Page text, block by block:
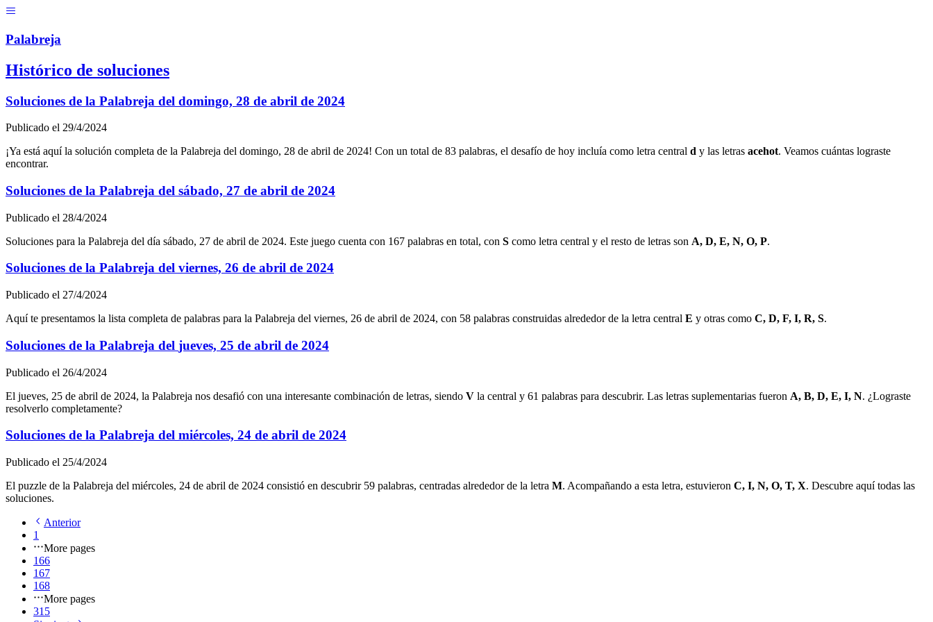
Palabreja
Histórico de soluciones
Soluciones de la Palabreja del domingo, 28 de abril de 2024
Publicado el 29/4/2024
¡Ya está aquí la solución completa de la Palabreja del domingo, 28 de abril de 2024! Con un total de 83 palabras, el desafío de hoy incluía como letra central d y las letras acehot. Veamos cuántas lograste
encontrar.
Soluciones de la Palabreja del sábado, 27 de abril de 2024
Publicado el 28/4/2024
Soluciones para la Palabreja del día sábado, 27 de abril de 2024. Este juego cuenta con 167 palabras en total, con S como letra central y el resto de letras son A, D, E, N, O, P.
Soluciones de la Palabreja del viernes, 26 de abril de 2024
Publicado el 27/4/2024
Aquí te presentamos la lista completa de palabras para la Palabreja del viernes, 26 de abril de 2024, con 58 palabras construidas alrededor de la letra central E y otras como C, D, F, I, R, S.
Soluciones de la Palabreja del jueves, 25 de abril de 2024
Publicado el 26/4/2024
El jueves, 25 de abril de 2024, la Palabreja nos desafió con una interesante combinación de letras, siendo V la central y 61 palabras para descubrir. Las letras suplementarias fueron A, B, D, E, I, N. ¿Lograste
resolverlo completamente?
Soluciones de la Palabreja del miércoles, 24 de abril de 2024
Publicado el 25/4/2024
El puzzle de la Palabreja del miércoles, 24 de abril de 2024 consistió en descubrir 59 palabras, centradas alrededor de la letra M. Acompañando a esta letra, estuvieron C, I, N, O, T, X. Descubre aquí todas las
soluciones.
Anterior
1
More pages
166
167
168
More pages
315